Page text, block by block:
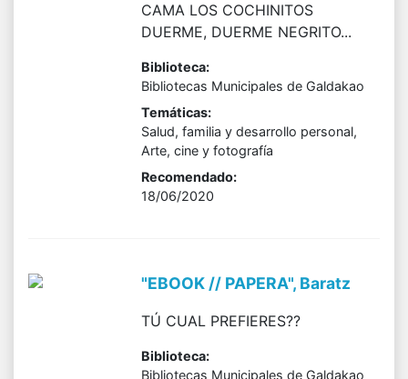
CAMA LOS COCHINITOS
DUERME, DUERME NEGRITO...
Biblioteca:
Bibliotecas Municipales de Galdakao
Temáticas:
Salud, familia y desarrollo personal,
Arte, cine y fotografía
Recomendado:
18/06/2020
"EBOOK // PAPERA", Baratz
TÚ CUAL PREFIERES??
Biblioteca:
Bibliotecas Municipales de Galdakao